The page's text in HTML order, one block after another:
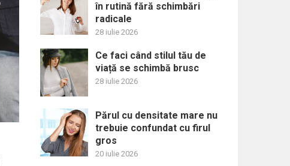
în rutină fără schimbări
radicale
28 iulie 2026
Ce faci când stilul tău de
viață se schimbă brusc
28 iulie 2026
Părul cu densitate mare nu
trebuie confundat cu firul
gros
20 iulie 2026